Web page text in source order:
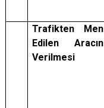
Trafikten Men
Edilen Aracın
Verilmesi